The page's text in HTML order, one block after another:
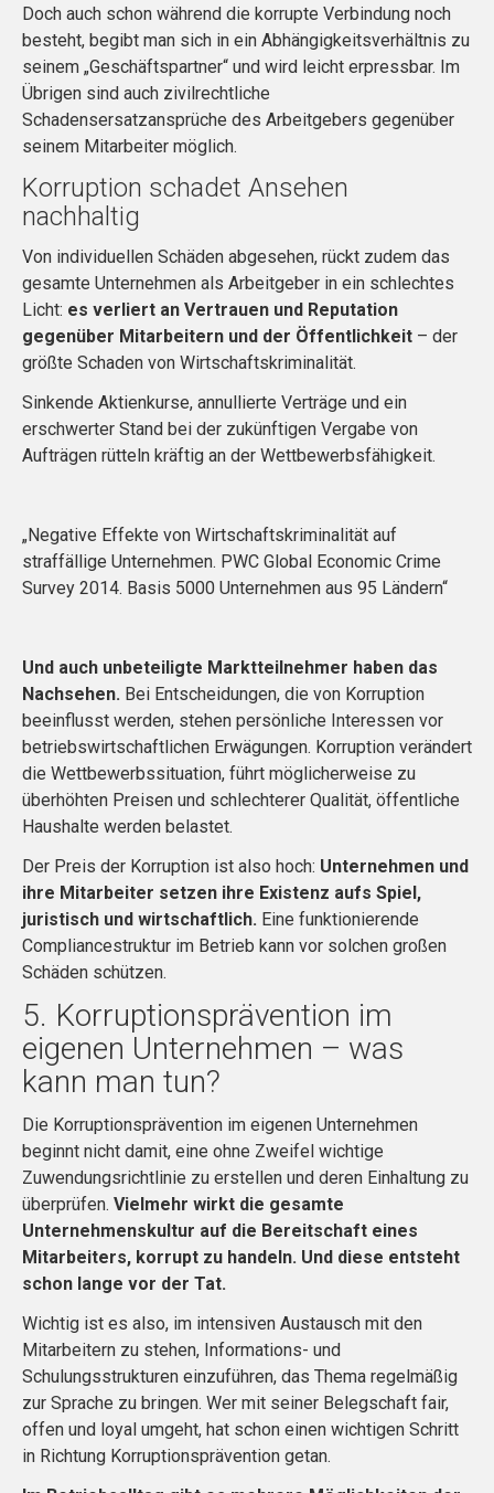
Doch auch schon während die korrupte Verbindung noch
besteht, begibt man sich in ein Abhängigkeitsverhältnis zu
seinem „Geschäftspartner“ und wird leicht erpressbar. Im
Übrigen sind auch zivilrechtliche
Schadensersatzansprüche des Arbeitgebers gegenüber
seinem Mitarbeiter möglich.
Korruption schadet Ansehen
nachhaltig
Von individuellen Schäden abgesehen, rückt zudem das
gesamte Unternehmen als Arbeitgeber in ein schlechtes
Licht: es verliert an Vertrauen und Reputation
gegenüber Mitarbeitern und der Öffentlichkeit – der
größte Schaden von Wirtschaftskriminalität.
Sinkende Aktienkurse, annullierte Verträge und ein
erschwerter Stand bei der zukünftigen Vergabe von
Aufträgen rütteln kräftig an der Wettbewerbsfähigkeit.
„Negative Effekte von Wirtschaftskriminalität auf
straffällige Unternehmen. PWC Global Economic Crime
Survey 2014. Basis 5000 Unternehmen aus 95 Ländern“
Und auch unbeteiligte Marktteilnehmer haben das
Nachsehen. Bei Entscheidungen, die von Korruption
beeinflusst werden, stehen persönliche Interessen vor
betriebswirtschaftlichen Erwägungen. Korruption verändert
die Wettbewerbssituation, führt möglicherweise zu
überhöhten Preisen und schlechterer Qualität, öffentliche
Haushalte werden belastet.
Der Preis der Korruption ist also hoch: Unternehmen und
ihre Mitarbeiter setzen ihre Existenz aufs Spiel,
juristisch und wirtschaftlich. Eine funktionierende
Compliancestruktur im Betrieb kann vor solchen großen
Schäden schützen.
5. Korruptionsprävention im
eigenen Unternehmen – was
kann man tun?
Die Korruptionsprävention im eigenen Unternehmen
beginnt nicht damit, eine ohne Zweifel wichtige
Zuwendungsrichtlinie zu erstellen und deren Einhaltung zu
überprüfen. Vielmehr wirkt die gesamte
Unternehmenskultur auf die Bereitschaft eines
Mitarbeiters, korrupt zu handeln. Und diese entsteht
schon lange vor der Tat.
Wichtig ist es also, im intensiven Austausch mit den
Mitarbeitern zu stehen, Informations- und
Schulungsstrukturen einzuführen, das Thema regelmäßig
zur Sprache zu bringen. Wer mit seiner Belegschaft fair,
offen und loyal umgeht, hat schon einen wichtigen Schritt
in Richtung Korruptionsprävention getan.